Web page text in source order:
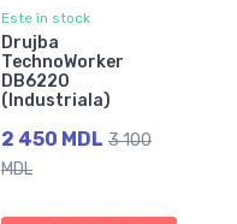
Este în stock
Drujba
TechnoWorker
DB6220
(Industriala)
2 450 MDL 3 100
MDL